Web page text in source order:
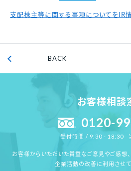
支配株主等に関する事項についてをIR
BACK
お客様相談
0120-
受付時間 / 9:30 - 18:30
お客様からいただいた貴重なご意見やご感想
企業活動の改善に利用させて